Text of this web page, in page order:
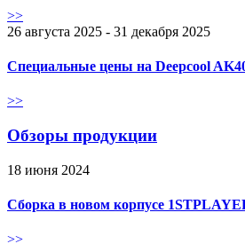
>>
26 августа 2025 - 31 декабря 2025
Специальные цены на Deepcool
>>
Обзоры продукции
18 июня 2024
Сборка в новом корпусе
>>